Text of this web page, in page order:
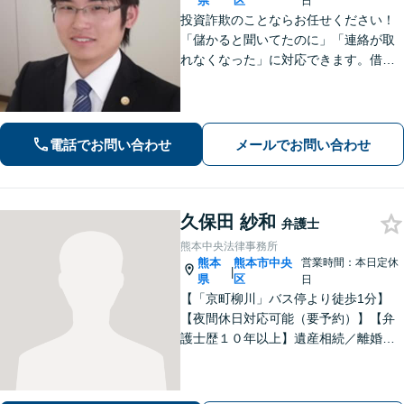
投資詐欺のことならお任せください！
「儲かると聞いてたのに」「連絡が取
れなくなった」に対応できます。借
電話でお問い合わせ メールでお問い合わせ
久保田 紗和 弁護士
熊本中央法律事務所
熊本
県
|
熊本市中央
区
営業時間：本日定休
日
【「京町柳川」バス停より徒歩1分】
【夜間休日対応可能（要予約）】【弁
護士歴１０年以上】遺産相続／離婚・